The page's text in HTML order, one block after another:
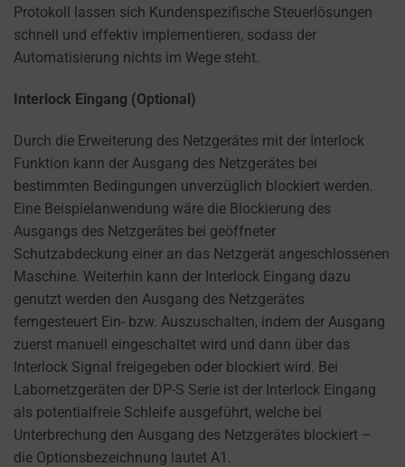
Protokoll lassen sich Kundenspezifische Steuerlösungen
schnell und effektiv implementieren, sodass der
Automatisierung nichts im Wege steht.
Interlock Eingang (Optional)
Durch die Erweiterung des Netzgerätes mit der Interlock
Funktion kann der Ausgang des Netzgerätes bei
bestimmten Bedingungen unverzüglich blockiert werden.
Eine Beispielanwendung wäre die Blockierung des
Ausgangs des Netzgerätes bei geöffneter
Schutzabdeckung einer an das Netzgerät angeschlossenen
Maschine. Weiterhin kann der Interlock Eingang dazu
genutzt werden den Ausgang des Netzgerätes
ferngesteuert Ein- bzw. Auszuschalten, indem der Ausgang
zuerst manuell eingeschaltet wird und dann über das
Interlock Signal freigegeben oder blockiert wird. Bei
Labornetzgeräten der DP-S Serie ist der Interlock Eingang
als potentialfreie Schleife ausgeführt, welche bei
Unterbrechung den Ausgang des Netzgerätes blockiert –
die Optionsbezeichnung lautet A1.